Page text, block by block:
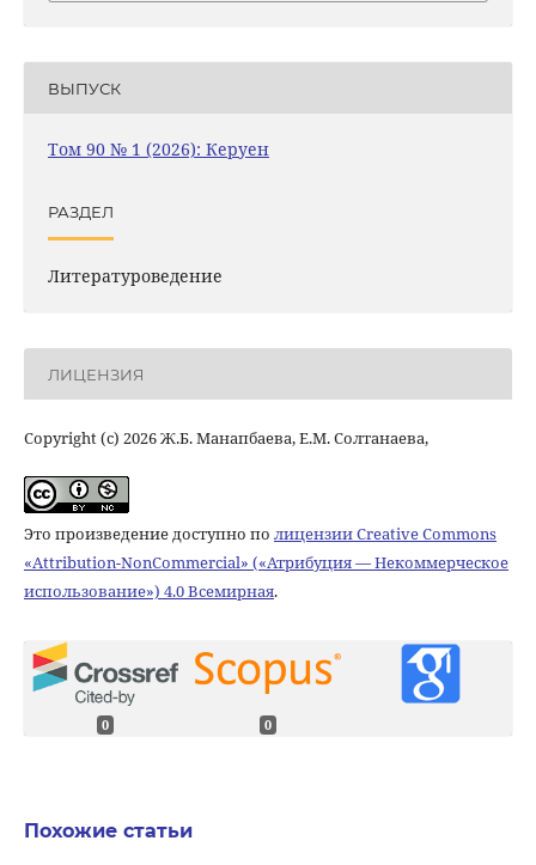
ВЫПУСК
Том 90 № 1 (2026): Керуен
РАЗДЕЛ
Литературоведение
ЛИЦЕНЗИЯ
Copyright (c) 2026 Ж.Б. Манапбаева, Е.М. Солтанаева,
Это произведение доступно по лицензии Creative Commons
«Attribution-NonCommercial» («Атрибуция — Некоммерческое
использование») 4.0 Всемирная.
0 0
Похожие статьи